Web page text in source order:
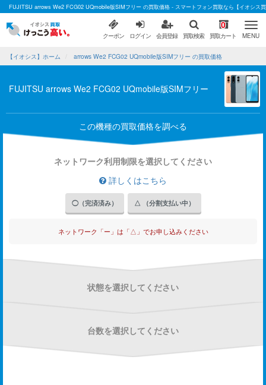
FUJITSU arrows We2 FCG02 UQmobile版SIMフリー の買取価格 - スマートフォン買取なら【イオシス
クーポン ログイン 会員登録 買取検索
0
買取カート MENU
【イオシス】ホーム arrows We2 FCG02 UQmobile版SIMフリー の買取価格
FUJITSU arrows We2 FCG02 UQmobile版SIMフリー
この機種の買取価格を調べる
ネットワーク利用制限を選択してください
詳しくはこちら
◯（完済済み） △ （分割支払い中）
ネットワーク「ー」は「△」でお申し込みください
状態を選択してください
台数を選択してください